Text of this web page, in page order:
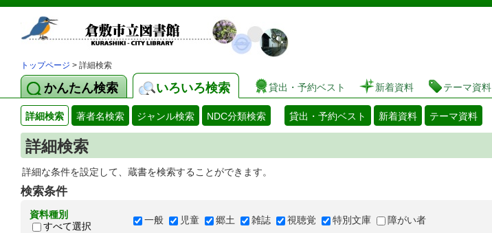
図書館 蔵書検索・予約システム
トップページ > 詳細検索
かんたん検索 いろいろ検索 貸出・予約ベスト 新着資料 テーマ資料
詳細検索 著者名検索 ジャンル検索 NDC分類検索 貸出・予約ベスト 新着資料 テーマ資料
詳細検索
詳細な条件を設定して、蔵書を検索することができます。
検索条件
資料種別
すべて選択
一般 児童 郷土 雑誌 視聴覚 特別文庫 障がい者